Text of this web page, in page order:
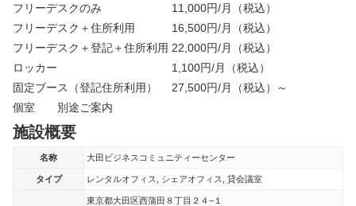
フリーデスクのみ 11,000円/月（税込）
フリーデスク＋住所利用 16,500円/月（税込）
フリーデスク＋登記＋住所利用 22,000円/月（税込）
ロッカー 1,100円/月（税込）
固定ブース（登記住所利用） 27,500円/月（税込）～
個室 別途ご案内
施設概要
名称 大田ビジネスコミュニティーセンター
タイプ レンタルオフィス, シェアオフィス, 貸会議室
東京都大田区西蒲田８丁目２４−１